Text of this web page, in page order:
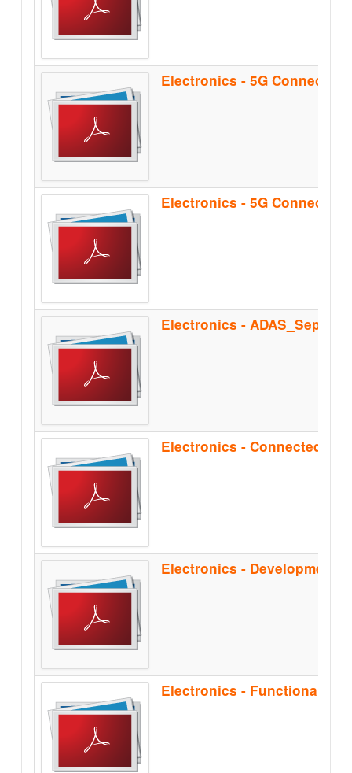
Electronics - 5G
Electronics - ADAS_Sep2021
Electronics - Functional